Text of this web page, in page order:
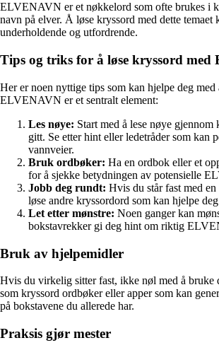
ELVENAVN er et nøkkelord som ofte brukes i
navn på elver. Å løse kryssord med dette temaet
underholdende og utfordrende.
Tips og triks for å løse kryssord med
Her er noen nyttige tips som kan hjelpe deg
ELVENAVN er et sentralt element:
Les nøye: Start med å lese nøye gjennom
gitt. Se etter hint eller ledetråder som kan
vannveier.
Bruk ordbøker: Ha en ordbok eller et
for å sjekke betydningen av potensielle
Jobb deg rundt: Hvis du står fast med
løse andre kryssordord som kan hjelpe
Let etter mønstre: Noen ganger kan
bokstavrekker gi deg hint om riktig
Bruk av hjelpemidler
Hvis du virkelig sitter fast, ikke nøl med å bruke
som kryssord ordbøker eller apper som kan
på bokstavene du allerede har.
Praksis gjør mester